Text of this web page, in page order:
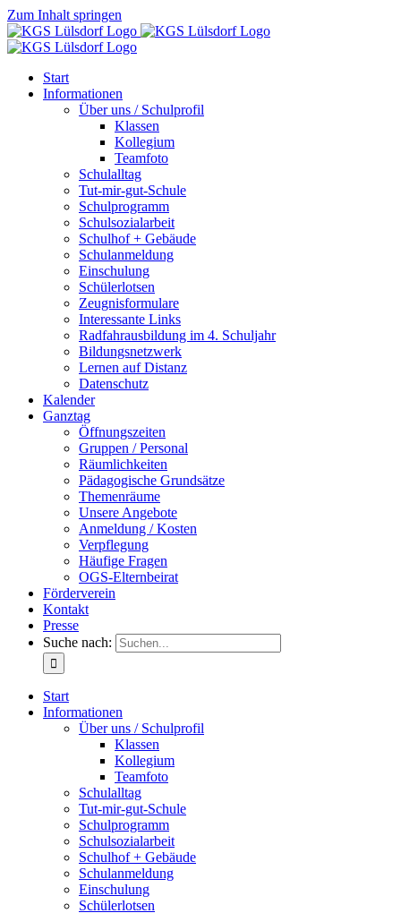
Zum Inhalt springen
Start
Informationen
Über uns / Schulprofil
Klassen
Kollegium
Teamfoto
Schulalltag
Tut-mir-gut-Schule
Schulprogramm
Schulsozialarbeit
Schulhof + Gebäude
Schulanmeldung
Einschulung
Schülerlotsen
Zeugnisformulare
Interessante Links
Radfahrausbildung im 4. Schuljahr
Bildungsnetzwerk
Lernen auf Distanz
Datenschutz
Kalender
Ganztag
Öffnungszeiten
Gruppen / Personal
Räumlichkeiten
Pädagogische Grundsätze
Themenräume
Unsere Angebote
Anmeldung / Kosten
Verpflegung
Häufige Fragen
OGS-Elternbeirat
Förderverein
Kontakt
Presse
Suche nach:
Start
Informationen
Über uns / Schulprofil
Klassen
Kollegium
Teamfoto
Schulalltag
Tut-mir-gut-Schule
Schulprogramm
Schulsozialarbeit
Schulhof + Gebäude
Schulanmeldung
Einschulung
Schülerlotsen